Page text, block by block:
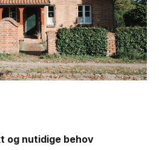
og nutidige behov